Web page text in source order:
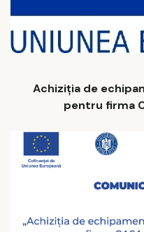
Achiziția de
pentru firma